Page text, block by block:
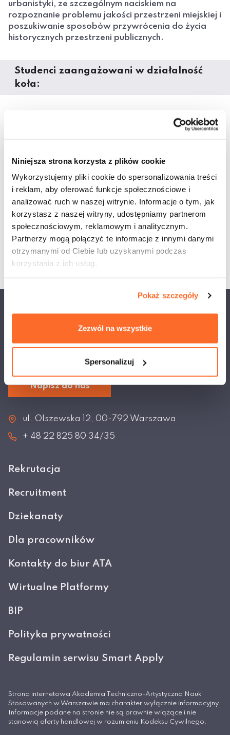
Niniejsza strona korzysta z plików cookie
Wykorzystujemy pliki cookie do spersonalizowania treści
i reklam, aby oferować funkcje społecznościowe i
analizować ruch w naszej witrynie. Informacje o tym, jak
korzystasz z naszej witryny, udostępniamy partnerom
społecznościowym, reklamowym i analitycznym.
Partnerzy mogą połączyć te informacje z innymi danymi
otrzymanymi od Ciebie lub uzyskanymi podczas
korzystania z ich usług.
Pokaż szczegóły
Zezwól na wszystkie
Spersonalizuj
urbanistyki, ze szczególnym naciskiem na
rozpoznanie problemu jakości przestrzeni miejskiej i
poszukiwanie sposobów przywrócenia do życia
historycznych przestrzeni publicznych.
Studenci zaangażowani w działalność
koła:
analizują układy funkcjonalno-przestrzenne
organizmów miejskich i ich poszczególnych stref,
analizują różne formy zabudowy miejskiej pod
kątem jej intensywności i stopnia jej przyjazności
dla mieszkańców i użytkowników miast;
biorą udział w licznych konkursach
urbanistycznych dotyczących szeroko
rozumianych zagadnień rewitalizacji strefy
centralnej miast (część z tych konkursów została
zorganizowana przez władze miast specjalnie
dla koła Urbanitas).
Najlepsza niepubliczna uczelnia
techniczno-artystyczna w Polsce
Napisz do nas
ul. Olszewska 12, 00-792 Warszawa
+ 48 22 825 80 34/35
Rekrutacja
Recruitment
Dziekanaty
Dla pracowników
Kontakty do biur ATA
Wirtualne Platformy
BIP
Polityka prywatności
Regulamin serwisu Smart Apply
Strona internetowa Akademia Techniczno-Artystyczna Nauk
Stosowanych w Warszawie ma charakter wyłącznie informacyjny.
Informacje podane na stronie nie są prawnie wiążące i nie
stanowią oferty handlowej w rozumieniu Kodeksu Cywilnego.